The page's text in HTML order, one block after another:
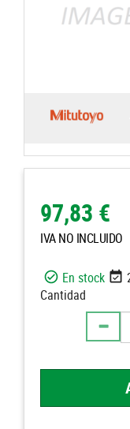
97,83 €
IVA NO INCLUIDO
En stock
Cantidad